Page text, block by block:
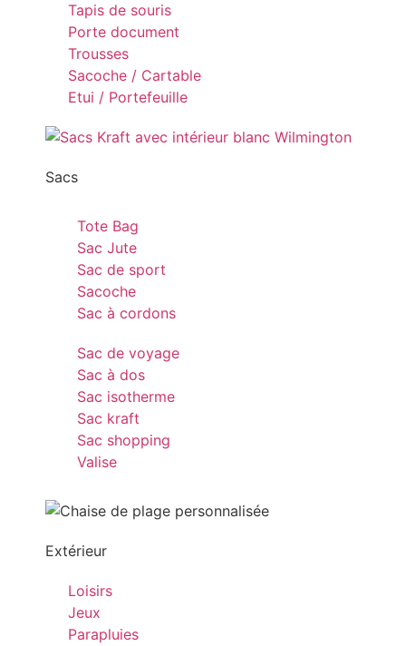
Tapis de souris
Porte document
Trousses
Sacoche / Cartable
Etui / Portefeuille
Sacs
Tote Bag
Sac Jute
Sac de sport
Sacoche
Sac à cordons
Sac de voyage
Sac à dos
Sac isotherme
Sac kraft
Sac shopping
Valise
Extérieur
Loisirs
Jeux
Parapluies